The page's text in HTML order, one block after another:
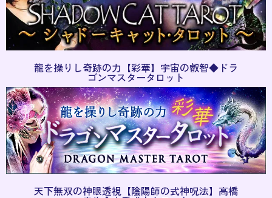
龍を操りし奇跡の力【彩華】宇宙の叡智◆ドラ
ゴンマスタータロット
天下無双の神眼透視【陰陽師の式神呪法】高橋